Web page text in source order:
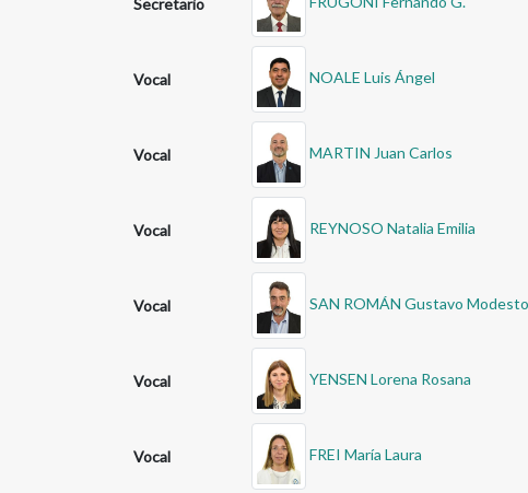
Secretario
Vocal NOALE Luis Ángel
Vocal MARTIN Juan Carlos
Vocal REYNOSO Natalia Emilia
Vocal SAN ROMÁN Gustavo Modesto
Vocal YENSEN Lorena Rosana
Vocal FREI María Laura